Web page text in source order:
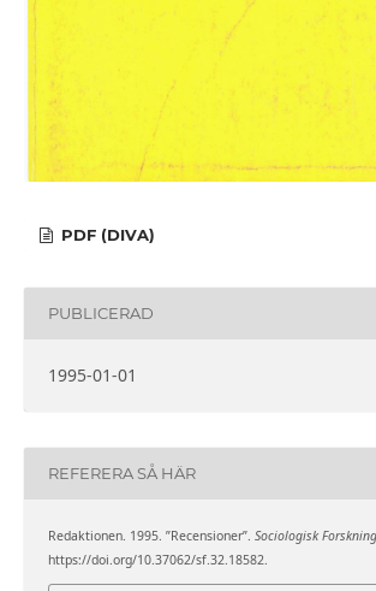
PDF (DIVA)
PUBLICERAD
1995-01-01
REFERERA SÅ HÄR
Redaktionen. 1995. ”Recensioner”. Sociologisk Forskning
https://doi.org/10.37062/sf.32.18582.